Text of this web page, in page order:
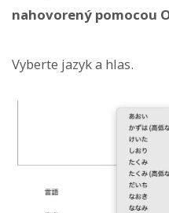
nahovorený pomocou
Vyberte jazyk a hlas.